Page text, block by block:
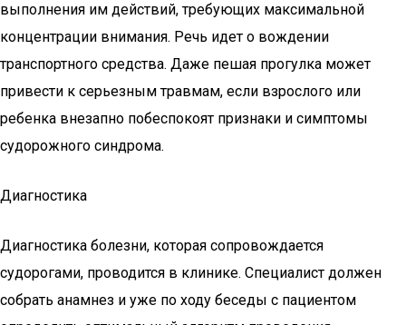
выполнения им действий, требующих максимальной
концентрации внимания. Речь идет о вождении
транспортного средства. Даже пешая прогулка может
привести к серьезным травмам, если взрослого или
ребенка внезапно побеспокоят признаки и симптомы
судорожного синдрома.
Диагностика
Диагностика болезни, которая сопровождается
судорогами, проводится в клинике. Специалист должен
собрать анамнез и уже по ходу беседы с пациентом